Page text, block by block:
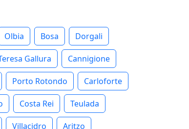
Olbia Bosa Dorgali
Gallura Cannigione
Porto Rotondo Carloforte
Costa Rei Teulada
Villacidro Aritzo